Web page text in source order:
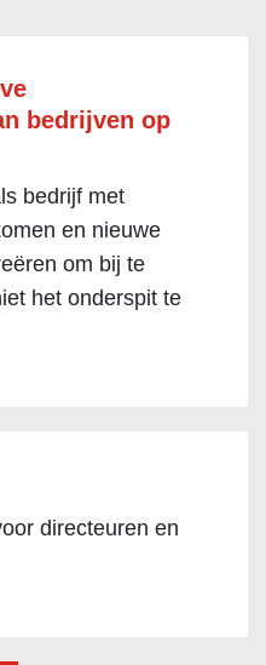
bedrijven op
bedrijf met
en nieuwe
om bij te
het onderspit te
directeuren en